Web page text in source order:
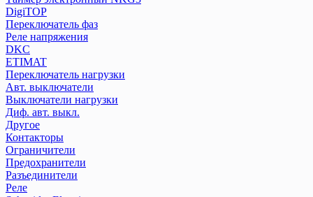
Выключатели нагрузки
Диф. авт. выкл.
Другое
Контакторы
Ограничители
Предохранители
Разъединители
Реле
Schneider Electric
AKTI 9
DEKraft
EASY 9
DigiTOP
Переключатель фаз
Реле напряжения
DKC
ETIMAT
Переключатель нагрузки
Авт. выключатели
Выключатели нагрузки
Диф. авт. выкл.
Другое
Контакторы
Ограничители
Предохранители
Разъединители
Реле